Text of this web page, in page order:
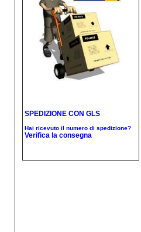
SPEDIZIONE CON GLS
Hai ricevuto il numero di spedizione?
Verifica la consegna